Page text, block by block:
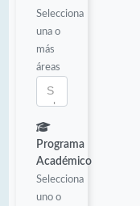
Selecciona
una o
más
áreas
Programa
Académico
Selecciona
uno o